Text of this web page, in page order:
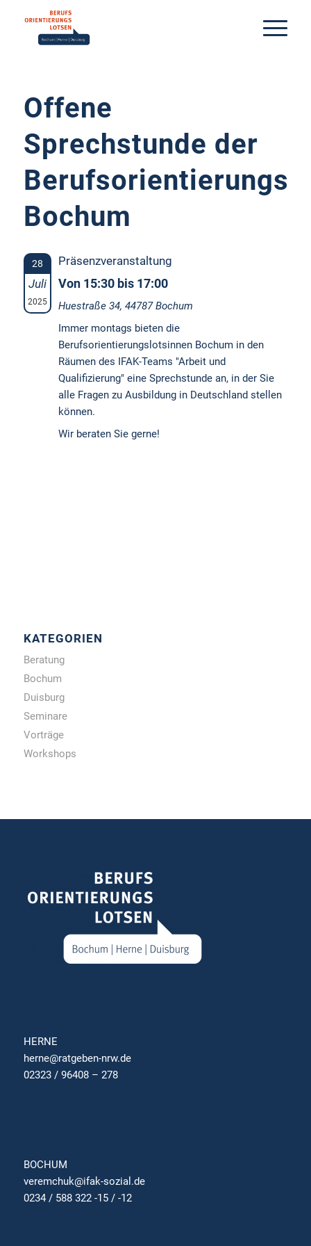
Offene
Sprechstunde der
Bochum
28
Juli
2025
Präsenzveranstaltung
Von 15:30 bis 17:00
Huestraße 34, 44787 Bochum
Immer montags bieten die
Berufsorientierungslotsinnen Bochum in den
Räumen des IFAK-Teams "Arbeit und
Qualifizierung" eine Sprechstunde an, in der Sie
alle Fragen zu Ausbildung in Deutschland stellen
können.
Wir beraten Sie gerne!
KATEGORIEN
Beratung
Bochum
Duisburg
Seminare
Vorträge
Workshops
HERNE
herne@ratgeben-nrw.de
02323 / 96408 – 278
BOCHUM
veremchuk@ifak-sozial.de
0234 / 588 322 -15 / -12